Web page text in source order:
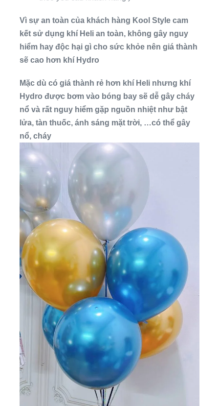
Vì sự an toàn của khách hàng Kool Style cam
kết sử dụng khí Heli an toàn, không gây nguy
hiểm hay độc hại gì cho sức khỏe nên giá thành
sẽ cao hơn khí Hydro
Mặc dù có giá thành rẻ hơn khí Heli nhưng khí
Hydro được bơm vào bóng bay sẽ dễ gây cháy
nổ và rất nguy hiểm gặp nguồn nhiệt như bật
lửa, tàn thuốc, ánh sáng mặt trời, …có thể gây
nổ, cháy